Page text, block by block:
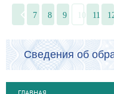
7 8 9 10 11
Сведения об